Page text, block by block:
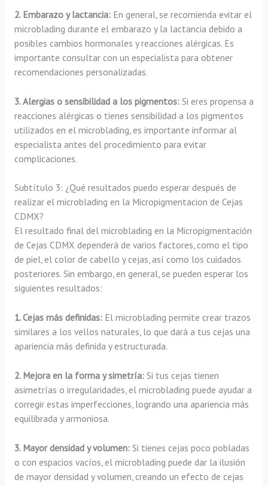
2. Embarazo y lactancia:En general, se recomienda evitar el
microblading durante el embarazo y la lactancia debido a
posibles cambios hormonales y reacciones alérgicas. Es
importante consultar con un especialista para obtener
recomendaciones personalizadas.
3. Alergias o sensibilidad a los pigmentos:Si eres propensa a
reacciones alérgicas o tienes sensibilidad a los pigmentos
utilizados en el microblading, es importante informar al
especialista antes del procedimiento para evitar
complicaciones.
Subtítulo 3: ¿Qué resultados puedo esperar después de
realizar el microblading en la Micropigmentacion de Cejas
CDMX?
El resultado final del microblading en la Micropigmentación
de Cejas CDMX dependerá de varios factores, como el tipo
de piel, el color de cabello y cejas, así como los cuidados
posteriores. Sin embargo, en general, se pueden esperar los
siguientes resultados:
1. Cejas más definidas:El microblading permite crear trazos
similares a los vellos naturales, lo que dará a tus cejas una
apariencia más definida y estructurada.
2. Mejora en la forma y simetría:Si tus cejas tienen
asimetrías o irregularidades, el microblading puede ayudar a
corregir estas imperfecciones, logrando una apariencia más
equilibrada y armoniosa.
3. Mayor densidad y volumen:Si tienes cejas poco pobladas
o con espacios vacíos, el microblading puede dar la ilusión
de mayor densidad y volumen, creando un efecto de cejas